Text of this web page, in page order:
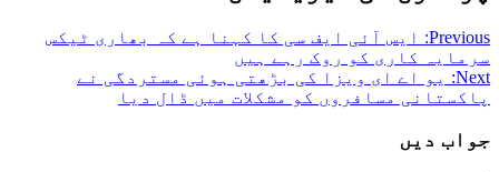
Previous:
ایس آئی ایف سی کا کہنا ہے کہ بھاری ٹیکس
سرمایہ کاری کو روک رہے ہیں
Next:
یو اے ای ویزا کی بڑھتی ہوئی مستردگی نے
پاکستانی مسافروں کو مشکلات میں ڈال دیا
جواب دیں